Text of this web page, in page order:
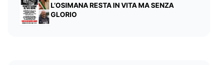
L’OSIMANA RESTA IN VITA MA SENZA
GLORIO